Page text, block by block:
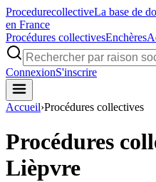
ProcedurecollectiveLa base de
en France
Procédures collectivesEnchères
ConnexionS'inscrire
Accueil›Procédures collectives
Procédures
Lièpvre